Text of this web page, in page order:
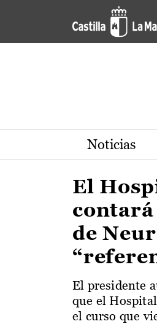
Pasar al contenido principal
Actualidad de
Noticias
El
de
El presidente
que el
el curso que